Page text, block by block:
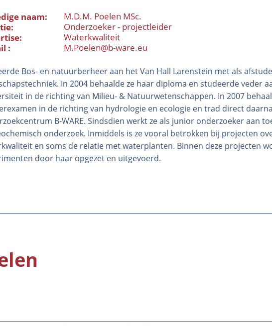
naam
M.D.M. Poelen MSc.
Onderzoeker - projectleider
Waterkwaliteit
M.Poelen@b-ware.eu
Bos- en natuurberheer aan het Van Hall Larenstein met als
In 2004 behaalde ze haar diploma en studeerde veder
in de richting van Milieu- & Natuurwetenschappen. In 2007
in de richting van hydrologie en ecologie en trad direct
B-WARE. Sindsdien werkt ze als junior onderzoeker aan
onderzoek. Inmiddels is ze vooral betrokken bij projecten
en soms de relatie met waterplanten. Binnen deze projecten
door haar opgezet en uitgevoerd.